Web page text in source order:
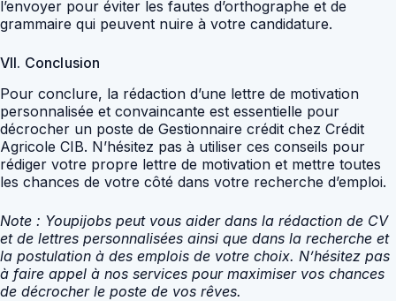
l’envoyer pour éviter les fautes d’orthographe et de
grammaire qui peuvent nuire à votre candidature.
VII. Conclusion
Pour conclure, la rédaction d’une lettre de motivation
personnalisée et convaincante est essentielle pour
décrocher un poste de Gestionnaire crédit chez Crédit
Agricole CIB. N’hésitez pas à utiliser ces conseils pour
rédiger votre propre lettre de motivation et mettre toutes
les chances de votre côté dans votre recherche d’emploi.
Note : Youpijobs peut vous aider dans la rédaction de CV
et de lettres personnalisées ainsi que dans la recherche et
la postulation à des emplois de votre choix. N’hésitez pas
à faire appel à nos services pour maximiser vos chances
de décrocher le poste de vos rêves.